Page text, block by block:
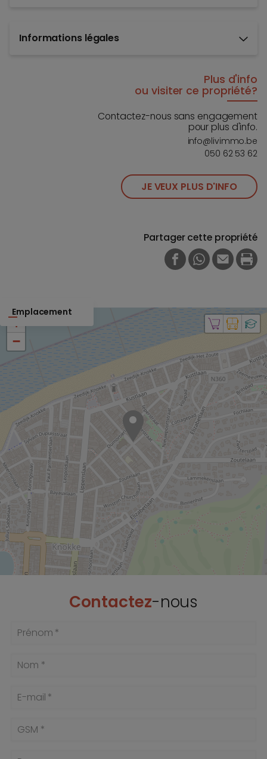
Informations légales
Plus d'info
ou visiter ce propriété?
Contactez-nous sans engagement
pour plus d'info.
info@livimmo.be
050 62 53 62
JE VEUX PLUS D'INFO
Partager cette propriété
FACEBOOK
WHATSAPP
E-MAIL
Emplacement
+
−
Contactez-nous
Prénom *
Nom *
E-mail *
GSM *